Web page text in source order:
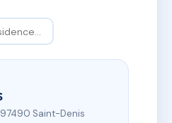
Saint-Denis